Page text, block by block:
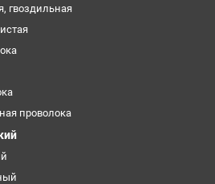
гвоздильная
проволока